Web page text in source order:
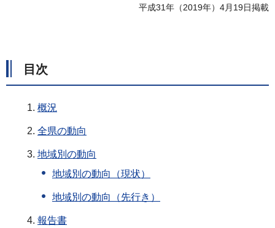
平成31年（2019年）4月19日掲載
目次
概況
全県の動向
地域別の動向
地域別の動向（現状）
地域別の動向（先行き）
報告書